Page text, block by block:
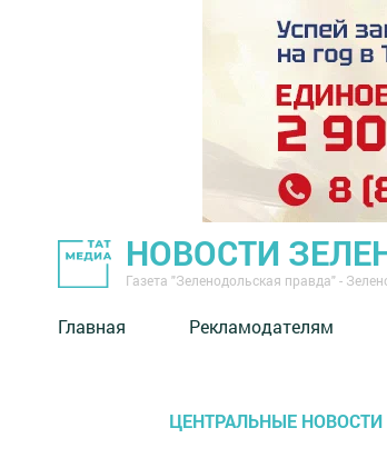
НОВОСТИ
Газета "Зеленодольская правда" -
Главная Рекламодателям
ЦЕНТРАЛЬНЫЕ НОВОСТИ